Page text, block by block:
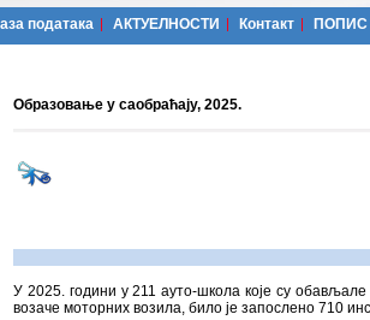
података АКТУЕЛНОСТИ Контакт ПОПИС
Образовање у саобраћају, 2025.
У 2025. години у 211 ауто-школa које су
возаче моторних возила, било је запослено 710